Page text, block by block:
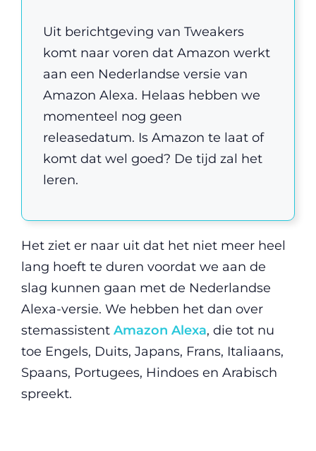
Uit berichtgeving van Tweakers
komt naar voren dat Amazon werkt
aan een Nederlandse versie van
Amazon Alexa. Helaas hebben we
momenteel nog geen
releasedatum. Is Amazon te laat of
komt dat wel goed? De tijd zal het
leren.
Het ziet er naar uit dat het niet meer heel
lang hoeft te duren voordat we aan de
slag kunnen gaan met de Nederlandse
Alexa-versie. We hebben het dan over
stemassistent Amazon Alexa, die tot nu
toe Engels, Duits, Japans, Frans, Italiaans,
Spaans, Portugees, Hindoes en Arabisch
spreekt.